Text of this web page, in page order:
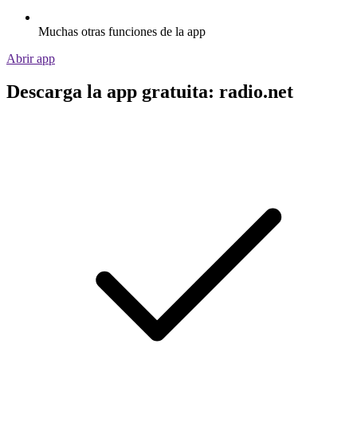
Muchas otras funciones de la app
Abrir app
Descarga la app gratuita: radio.net